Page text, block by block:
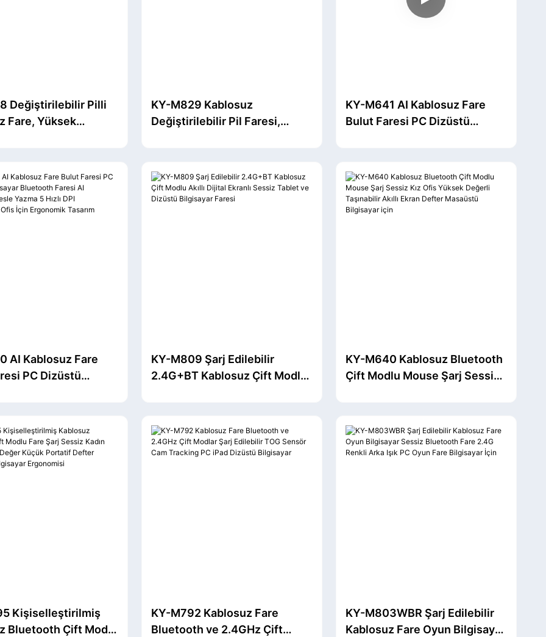
Değiştirilebilir Pilli
Fare, Yüksek
iPad,
(Siyah)
KY-M829 Kablosuz
Değiştirilebilir Pil Faresi,
için 4 DPl Seviyesini Destekler
- Siyah
KY-M641 AI Kablosuz Fare
Bulut Faresi PC Dizüstü
Sunum Özellikli ChatGPT
Etkin Bluetooth Fare
AI Kablosuz Fare
PC Dizüstü
Ofis İçin
Tasarım
KY-M809 Şarj Edilebilir
2.4G+BT Kablosuz Çift Modlu
Faresi
KY-M640 Kablosuz Bluetooth
Çift Modlu Mouse Şarj Sessiz
Masaüstü Bilgisayar için
Kişiselleştirilmiş
Bluetooth Çift Modlu
KY-M792 Kablosuz Fare
Bluetooth ve 2.4GHz Çift
KY-M803WBR Şarj Edilebilir
Kablosuz Fare Oyun Bilgisayar